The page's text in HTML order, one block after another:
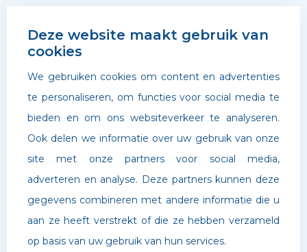
©Archipel Scholen. Website doorBoldr Digital Agency
Privacybeleid
Deze website maakt gebruik van
cookies
We gebruiken cookies om content en advertenties
te personaliseren, om functies voor social media te
bieden en om ons websiteverkeer te analyseren.
Ook delen we informatie over uw gebruik van onze
site met onze partners voor social media,
adverteren en analyse. Deze partners kunnen deze
gegevens combineren met andere informatie die u
aan ze heeft verstrekt of die ze hebben verzameld
op basis van uw gebruik van hun services.